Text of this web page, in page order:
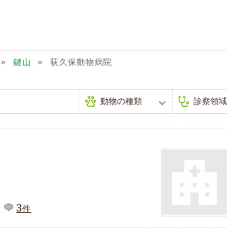
鍵山 荻久保動物病院
3件